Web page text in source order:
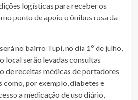
logísticas para receber os
ponto de apoio o ônibus rosa da
no bairro Tupi, no dia 1º de julho,
local serão levadas consultas
de receitas médicas de portadores
como, por exemplo, diabetes e
a medicação de uso diário,